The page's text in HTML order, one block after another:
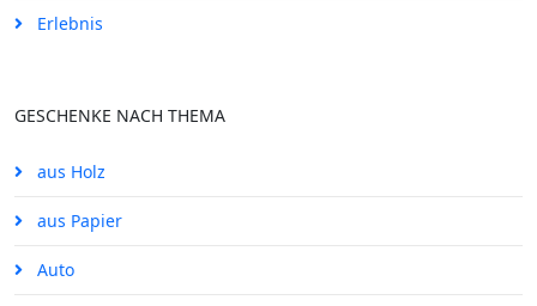
Erlebnis
GESCHENKE NACH THEMA
aus Holz
aus Papier
Auto